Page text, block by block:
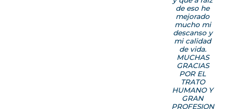
de eso he
mejorado
mucho mi
descanso y
mi calidad
de vida.
MUCHAS
GRACIAS
POR EL
TRATO
HUMANO Y
GRAN
PROFESION